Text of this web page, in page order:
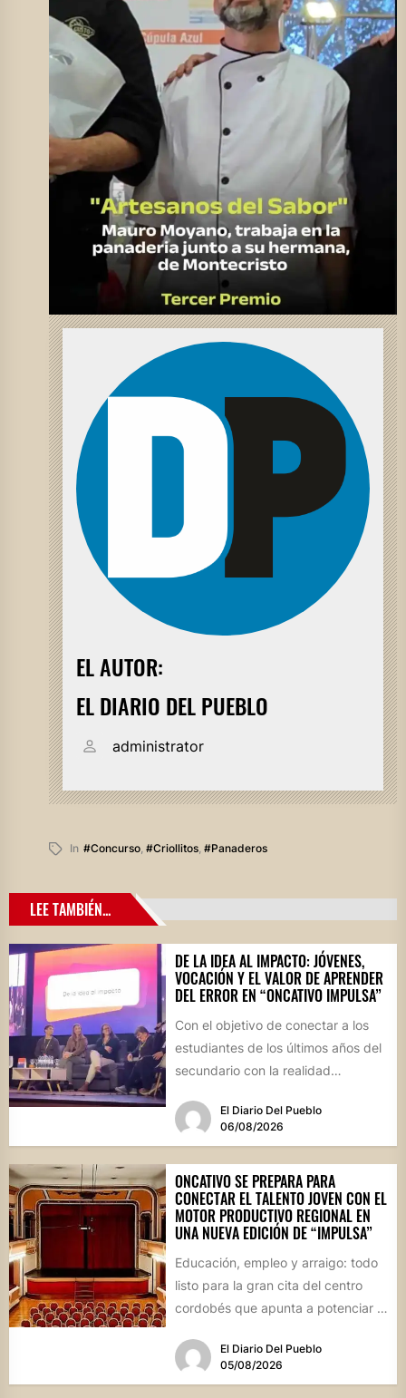
EL AUTOR:
EL DIARIO DEL PUEBLO
administrator
In #concurso, #criollitos, #panaderos
LEE TAMBIÉN...
DE LA IDEA AL IMPACTO: JÓVENES,
VOCACIÓN Y EL VALOR DE APRENDER
DEL ERROR EN “ONCATIVO IMPULSA”
Con el objetivo de conectar a los
estudiantes de los últimos años del
secundario con la realidad
El Diario Del Pueblo
06/08/2026
ONCATIVO SE PREPARA PARA
CONECTAR EL TALENTO JOVEN CON EL
MOTOR PRODUCTIVO REGIONAL EN
UNA NUEVA EDICIÓN DE “IMPULSA”
Educación, empleo y arraigo: todo
listo para la gran cita del centro
cordobés que apunta a potenciar el
El Diario Del Pueblo
05/08/2026